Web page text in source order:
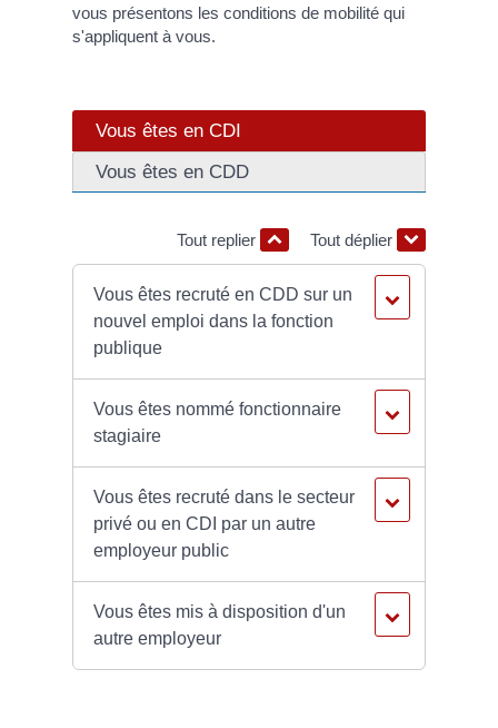
vous présentons les conditions de mobilité qui
s'appliquent à vous.
Vous êtes en CDI
Vous êtes en CDD
Tout replier Tout déplier
Vous êtes recruté en CDD sur un
nouvel emploi dans la fonction
publique
Vous êtes nommé fonctionnaire
stagiaire
Vous êtes recruté dans le secteur
privé ou en CDI par un autre
employeur public
Vous êtes mis à disposition d'un
autre employeur